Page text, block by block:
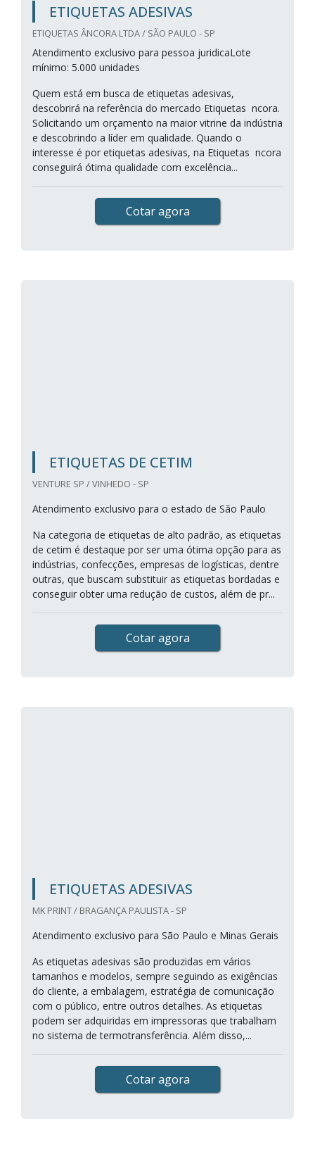
ETIQUETAS ADESIVAS
ETIQUETAS ÂNCORA LTDA / SÃO PAULO - SP
Atendimento exclusivo para pessoa juridicaLote
mínimo: 5.000 unidades
Quem está em busca de etiquetas adesivas,
descobrirá na referência do mercado Etiquetas ncora.
Solicitando um orçamento na maior vitrine da indústria
e descobrindo a líder em qualidade. Quando o
interesse é por etiquetas adesivas, na Etiquetas ncora
conseguirá ótima qualidade com excelência...
Cotar agora
ETIQUETAS DE CETIM
VENTURE SP / VINHEDO - SP
Atendimento exclusivo para o estado de São Paulo
Na categoria de etiquetas de alto padrão, as etiquetas
de cetim é destaque por ser uma ótima opção para as
indústrias, confecções, empresas de logísticas, dentre
outras, que buscam substituir as etiquetas bordadas e
conseguir obter uma redução de custos, além de pr...
Cotar agora
ETIQUETAS ADESIVAS
MK PRINT / BRAGANÇA PAULISTA - SP
Atendimento exclusivo para São Paulo e Minas Gerais
As etiquetas adesivas são produzidas em vários
tamanhos e modelos, sempre seguindo as exigências
do cliente, a embalagem, estratégia de comunicação
com o público, entre outros detalhes. As etiquetas
podem ser adquiridas em impressoras que trabalham
no sistema de termotransferência. Além disso,...
Cotar agora